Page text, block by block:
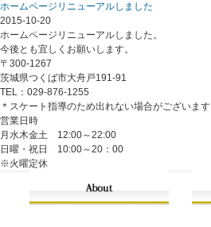
ホームページリニューアルしました
2015-10-20
ホームページリニューアルしました。
今後とも宜しくお願いします。
〒300-1267
茨城県つくば市大舟戸191-91
TEL：029-876-1255
＊スケート指導のため出れない場合がございます
営業日時
月水木金土 12:00～22:00
日曜・祝日 10:00～20：00
※火曜定休